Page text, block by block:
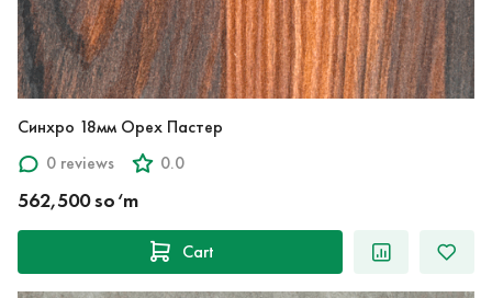
Синхро 18мм Орех Пастер
0 reviews
0.0
562,500 so‘m
Cart